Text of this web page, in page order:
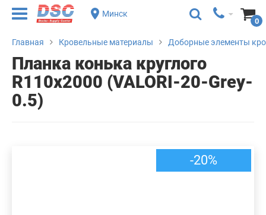
Минск
0
Главная Кровельные материалы Доборные элементы
Планка конька круглого
R110х2000 (VALORI-20-Grey-
0.5)
-20%